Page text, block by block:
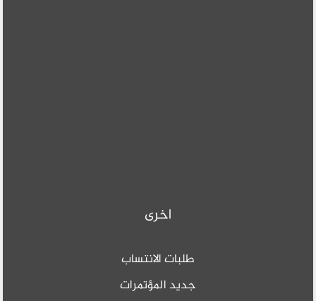
اخرى
طلبات الانتساب
جديد المؤتمرات